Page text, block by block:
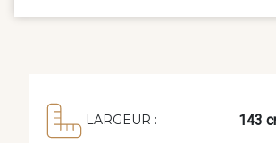
LARGEUR : 143